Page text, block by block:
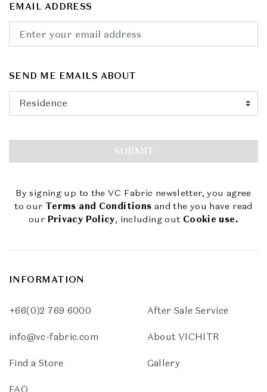
EMAIL ADDRESS
SEND ME EMAILS ABOUT
SUBMIT
By signing up to the VC Fabric newsletter, you agree
to our Terms and Conditions and the you have read
our Privacy Policy, including out Cookie use.
INFORMATION
+66(0)2 769 6000
info@vc-fabric.com
Find a Store
FAQ
After Sale Service
About VICHITR
Gallery